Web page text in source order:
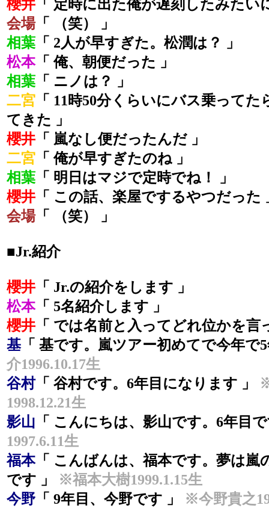
櫻井 「 定時に出た俺が遅刻したみたい
会場「 （笑） 」
相葉 「 2人が早すぎた。松潤は？ 」
松本「 俺、朝便だった 」
相葉 「 ニノは？ 」
二宮 「 11時50分くらいにバス乗って
てきた 」
櫻井 「 嵐なし便だったんだ 」
二宮 「 俺が早すぎたのね 」
相葉 「 明日はマジで定時でね！ 」
櫻井 「 この話、楽屋でするやつだった
会場「 （笑） 」
■Jr.紹介
櫻井 「 Jr.の紹介をします 」
松本「 5名紹介します 」
櫻井 「 では名前と入ってどれ位かを言
基「 基です。嵐ツアー初めてで今年で
介1996.10.17生
谷村「 谷村です。6年目になります 」
1998.12.21生
影山 「 こんにちは、影山です。6年目
1997.6.11生
福本「 こんばんは、福本です。夢は嵐
です 」
※福本大樹1999.1.15生
今野 「 9年目、今野です 」
※今野貴之